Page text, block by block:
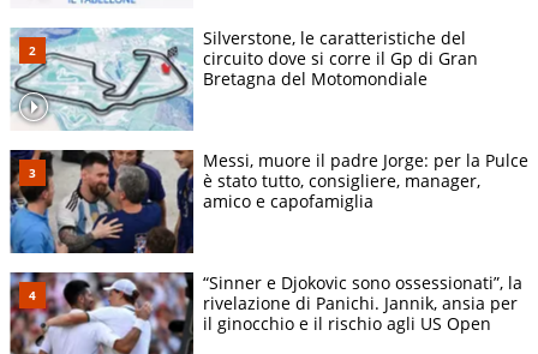
Silverstone, le caratteristiche del
circuito dove si corre il Gp di Gran
Bretagna del Motomondiale
Messi, muore il padre Jorge: per la Pulce
è stato tutto, consigliere, manager,
amico e capofamiglia
“Sinner e Djokovic sono ossessionati”, la
rivelazione di Panichi. Jannik, ansia per
il ginocchio e il rischio agli US Open